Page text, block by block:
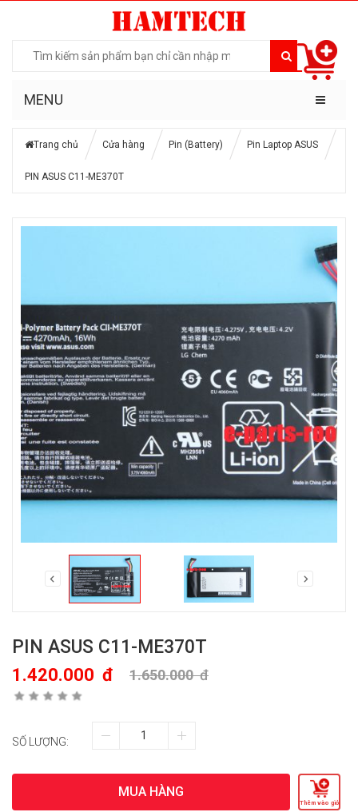
MENU
Trang chủ Cửa hàng Pin (Battery) Pin Laptop ASUS
PIN ASUS C11-ME370T
PIN ASUS C11-ME370T
1.420.000 đ 1.650.000đ
SỐ LƯỢNG:
MUA HÀNG
Thêm vào giỏ